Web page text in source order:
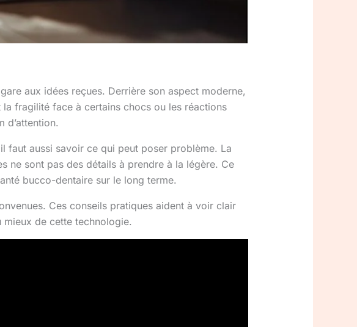
aux idées reçues. Derrière son aspect moderne,
fragilité face à certains chocs ou les réactions
d’attention.
faut aussi savoir ce qui peut poser problème. La
ne sont pas des détails à prendre à la légère. Ce
bucco-dentaire sur le long terme.
Ces conseils pratiques aident à voir clair
de cette technologie.